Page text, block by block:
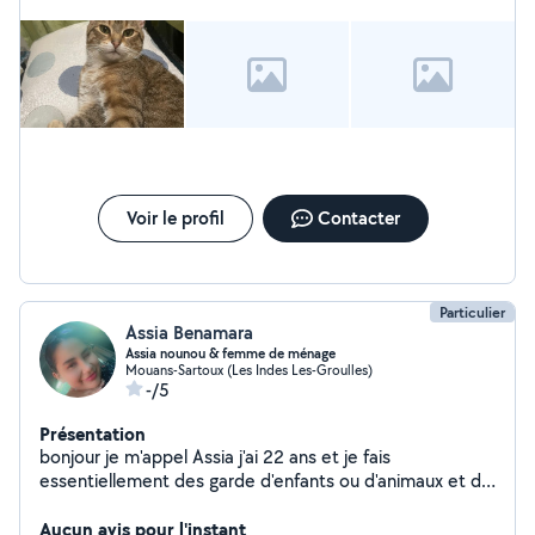
Voir le profil Contacter
Particulier
Assia Benamara
Assia nounou & femme de ménage
Mouans-Sartoux (Les Indes Les-Groulles)
-/5
Présentation
bonjour je m'appel Assia j'ai 22 ans et je fais
essentiellement des garde d'enfants ou d'animaux et du
garde mes petits frère (3) ainsi que mes nièces
Aucun avis pour l'instant